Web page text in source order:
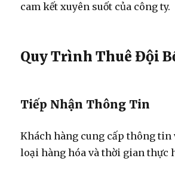
cam kết xuyên suốt của công ty.
Quy Trình Thuê Đội
Tiếp Nhận Thông Tin
Khách hàng cung cấp thông tin
loại hàng hóa và thời gian thực